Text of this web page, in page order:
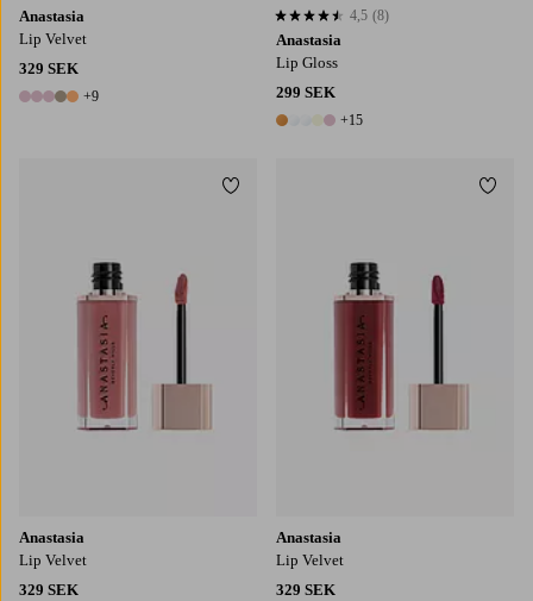
Anastasia
Lip Velvet
329 SEK
14 färger
+9
Anastasia
Lip Gloss
299 SEK
20 färger
+15
4,5 baserat på 8 st betyg
4,5 (8)
Anastasia
Lip Velvet
329 SEK
Lägg till i favoriter
Anastasia
Lip Velvet
329 SEK